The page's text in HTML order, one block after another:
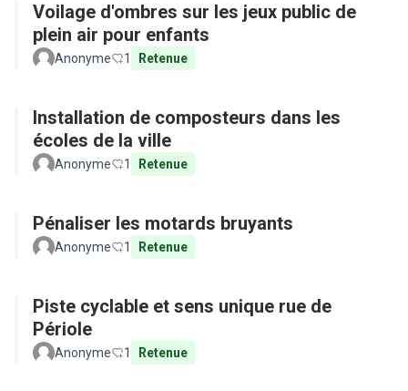
Voilage d'ombres sur les jeux public de
plein air pour enfants
Anonyme 1 Retenue
Installation de composteurs dans les
écoles de la ville
Anonyme 1 Retenue
Pénaliser les motards bruyants
Anonyme 1 Retenue
Piste cyclable et sens unique rue de
Périole
Anonyme 1 Retenue